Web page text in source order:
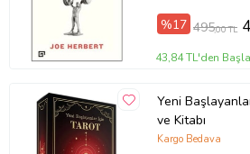
%17 495,00 TL
43,84 TL'den
Yeni
ve Kitabı
Kargo Bedava